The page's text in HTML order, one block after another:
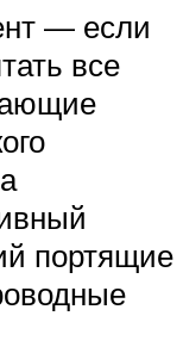
— если
все
портящие